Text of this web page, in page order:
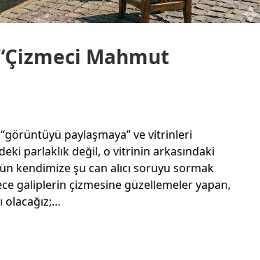
Mahmut
paylaşmaya” ve vitrinleri
parlaklık değil, o vitrinin arkasındaki
kendimize şu can alıcı soruyu sormak
galiplerin çizmesine güzellemeler yapan,
olacağız;…